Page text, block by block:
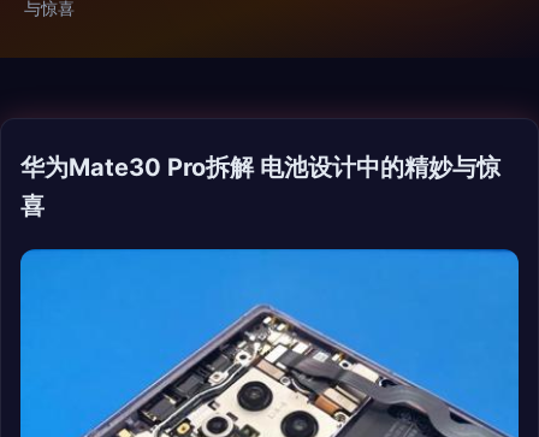
与惊喜
华为Mate30 Pro拆解 电池设计中的精妙与惊
喜